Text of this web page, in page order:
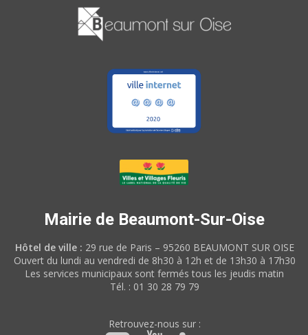
Mairie de Beaumont-Sur-Oise
Hôtel de ville : 29 rue de Paris – 95260 BEAUMONT SUR OISE
Ouvert du lundi au vendredi de 8h30 à 12h et de 13h30 à 17h30
Les services municipaux sont fermés tous les jeudis matin
Tél. : 01 30 28 79 79
Retrouvez-nous sur :